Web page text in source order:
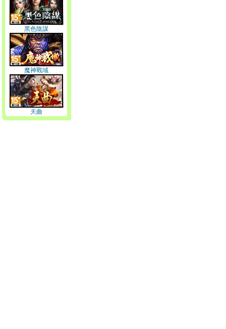
黑色陰謀
魔神戰域
天曲